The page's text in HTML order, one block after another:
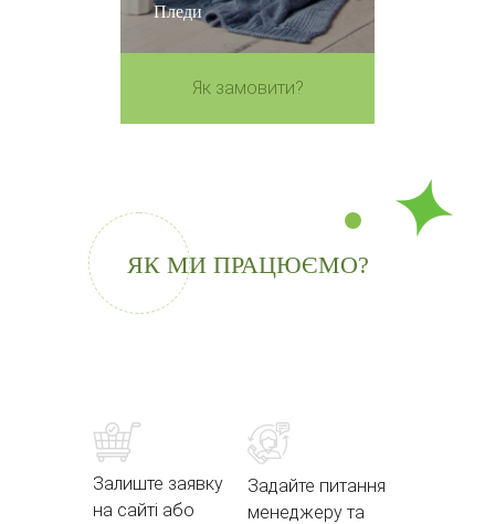
Пледи
Як замовити?
ЯК МИ ПРАЦЮЄМО?
Залиште заявку
на сайті або
Задайте питання
менеджеру та